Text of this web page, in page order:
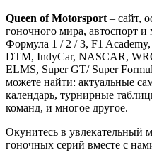
Queen of Motorsport– сайт,
гоночного мира, автоспорт и
Формула 1 / 2 / 3, F1
DTM, IndyCar, NASCAR,
ELMS, Super GT/ Super
можете найти: актуальные
календарь, турнирные
команд, и многое другое.
Окунитесь в
гоночных серий вместе с